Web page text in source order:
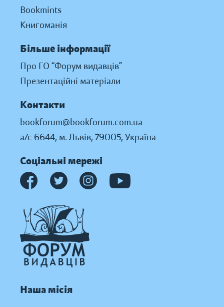
Bookmints
Книгоманія
Більше інформації
Про ГО “Форум видавців”
Презентаційні матеріали
Контакти
bookforum@bookforum.com.ua
а/с 6644, м. Львів, 79005, Україна
Соціальні мережі
Наша місія